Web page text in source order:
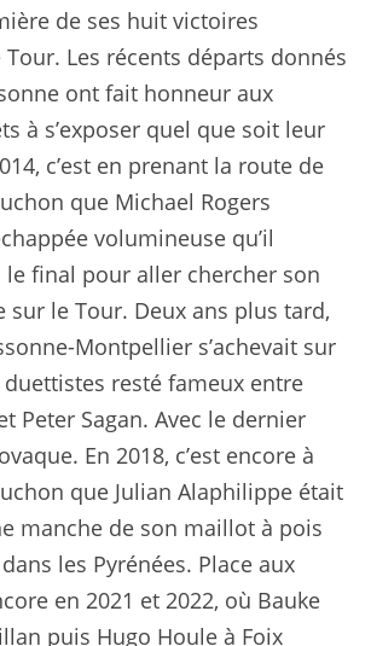
de ses huit victoires
Tour. Les récents départs donnés
ont fait honneur aux
à s’exposer quel que soit leur
c’est en prenant la route de
que Michael Rogers
volumineuse qu’il
final pour aller chercher son
sur le Tour. Deux ans plus tard,
Montpellier s’achevait sur
resté fameux entre
Peter Sagan. Avec le dernier
En 2018, c’est encore à
que Julian Alaphilippe était
manche de son maillot à pois
les Pyrénées. Place aux
en 2021 et 2022, où Bauke
puis Hugo Houle à Foix